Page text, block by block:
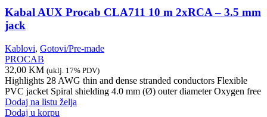
Kabal AUX Procab CLA711 10 m 2xRCA – 3.5 mm
jack
Kablovi, Gotovi/Pre-made
PROCAB
32,00 KM (uklj. 17% PDV)
Highlights 28 AWG thin and dense stranded conductors Flexible
PVC jacket Spiral shielding 4.0 mm (Ø) outer diameter Oxygen free
Dodaj na listu želja
Dodaj u korpu